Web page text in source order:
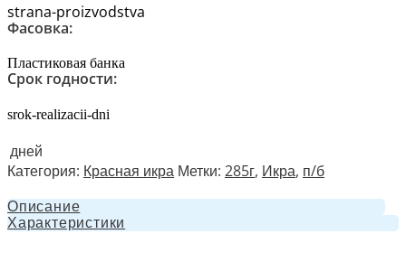
strana-proizvodstva
Фасовка:
Пластиковая банка
Срок годности:
srok-realizacii-dni
дней
Категория: Красная икра Метки: 285г, Икра, п/б
Описание
Характеристики